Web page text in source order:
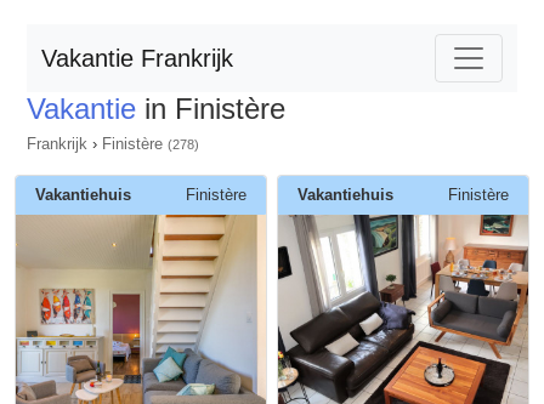
Vakantie Frankrijk
Vakantie in Finistère
Frankrijk › Finistère (278)
Vakantiehuis Finistère Vakantiehuis Finistère